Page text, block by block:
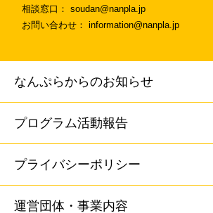
相談窓口： soudan@nanpla.jp
お問い合わせ： information@nanpla.jp
なんぷらからのお知らせ
プログラム活動報告
プライバシーポリシー
運営団体・事業内容